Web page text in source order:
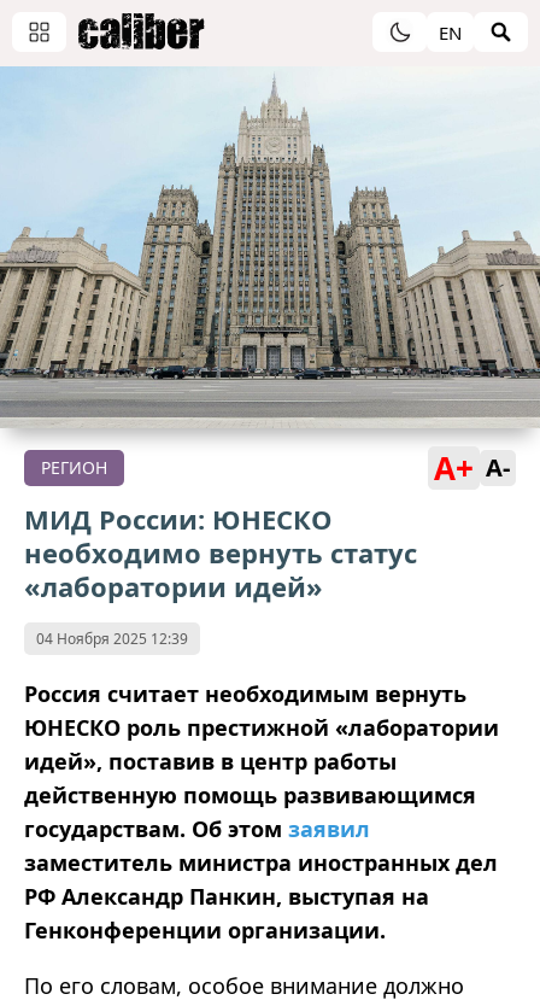
EN
РЕГИОН A+ A-
МИД России: ЮНЕСКО
необходимо вернуть статус
«лаборатории идей»
04 Ноября 2025 12:39
Россия считает необходимым вернуть
ЮНЕСКО роль престижной «лаборатории
идей», поставив в центр работы
действенную помощь развивающимся
государствам. Об этом заявил
заместитель министра иностранных дел
РФ Александр Панкин, выступая на
Генконференции организации.
По его словам, особое внимание должно